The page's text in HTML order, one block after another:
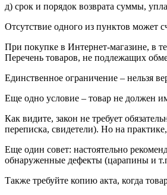
д) срок и порядок возврата суммы,
Отсутствие одного из пунктов может
При покупке в Интернет-магазине, в
Перечень товаров, не подлежащих
Единственное ограничение – нельзя
Еще одно условие – товар не должен
Как видите, закон не требует
переписка, свидетели). Но на
Еще один совет: настоятельно
обнаруженные дефекты (царапины и
Также требуйте копию акта, когда